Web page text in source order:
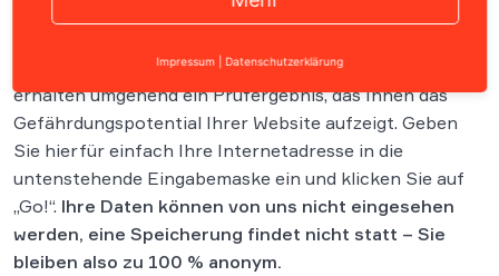
Lassen Sie jetzt Ihre Website sofort und kostenfrei
derzeit häufigsten Abmahngründe gecheckt. Sie
erhalten umgehend ein Prüfergebnis, das Ihnen das
Gefährdungspotential Ihrer Website aufzeigt. Geben
Sie hierfür einfach Ihre Internetadresse in die
untenstehende Eingabemaske ein und klicken Sie auf
„Go!“. Ihre Daten können von uns nicht eingesehen
werden, eine Speicherung findet nicht statt – Sie
bleiben also zu 100 % anonym.
Impressum Datenschutzerklärung